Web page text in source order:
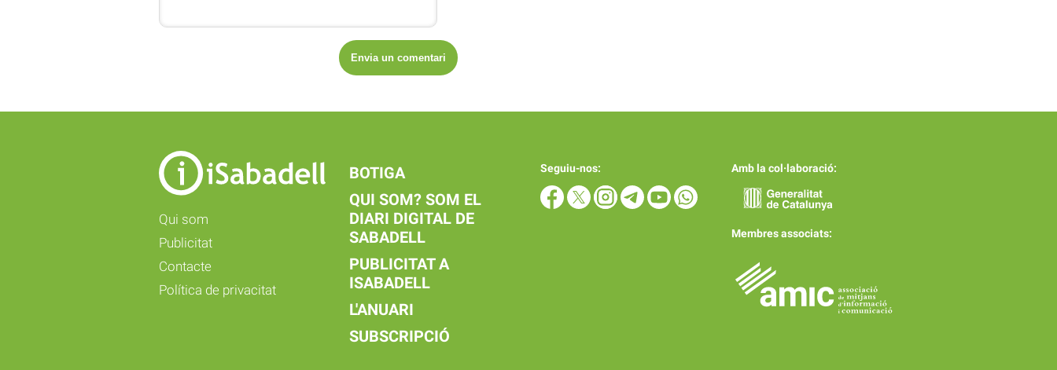
Qui som
Publicitat
Contacte
Política de privacitat
BOTIGA
QUI SOM? SOM EL
DIARI DIGITAL DE
SABADELL
PUBLICITAT A
ISABADELL
L'ANUARI
SUBSCRIPCIÓ
Seguiu-nos: Amb la col·laboració:
Membres associats: